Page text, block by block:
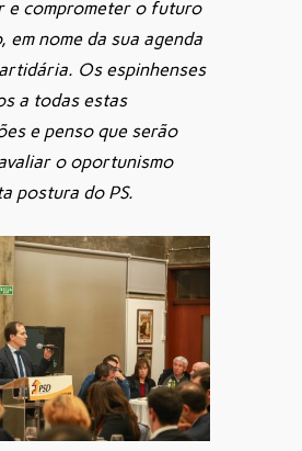
e comprometer o futuro
em nome da sua agenda
Os espinhenses
a todas estas
e penso que serão
o oportunismo
postura do PS.